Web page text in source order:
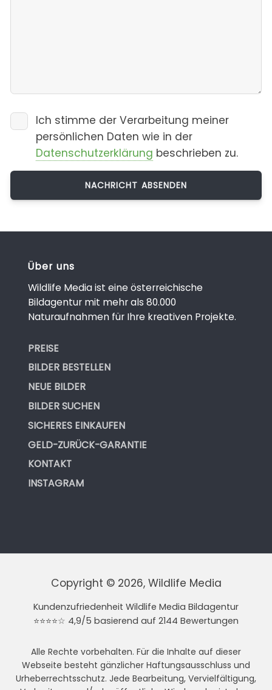
Ich stimme der Verarbeitung meiner
persönlichen Daten wie in der
Datenschutzerklärung beschrieben zu.
Über uns
Wildlife Media ist eine österreichische
Bildagentur mit mehr als 80.000
Naturaufnahmen für Ihre kreativen Projekte.
PREISE
BILDER BESTELLEN
NEUE BILDER
BILDER SUCHEN
SICHERES EINKAUFEN
GELD-ZURÜCK-GARANTIE
KONTAKT
INSTAGRAM
Copyright © 2026, Wildlife Media
Kundenzufriedenheit Wildlife Media Bildagentur
⭐⭐⭐⭐☆ 4,9/5 basierend auf 2144 Bewertungen
Alle Rechte vorbehalten. Für die Inhalte auf dieser
Webseite besteht gänzlicher Haftungsausschluss und
Urheberrechtsschutz. Jede Bearbeitung, Vervielfältigung,